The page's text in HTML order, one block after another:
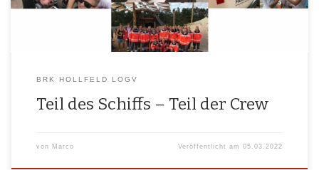
BRK HOLLFELD LOGV
Teil des Schiffs – Teil der Crew
von Marco Veröffentlicht am05.03.2022